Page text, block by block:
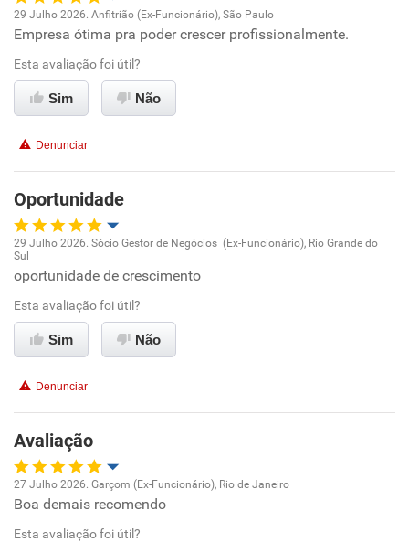
Oportunidade de promoção
Ambiente de trabalho
Benefícios
Recomenda esta empresa
Recomenda a diretoria
29 Julho 2026. Anfitrião (Ex-Funcionário), São Paulo
Empresa ótima pra poder crescer profissionalmente.
Esta avaliação foi útil?
Sim Não
Denunciar
Oportunidade
Ambiente de trabalho
Conciliação com a vida familiar
Recomenda esta empresa
29 Julho 2026. Sócio Gestor de Negócios (Ex-Funcionário), Rio Grande do
Sul
oportunidade de crescimento
Esta avaliação foi útil?
Sim Não
Denunciar
Avaliação
Oportunidade de promoção
27 Julho 2026. Garçom (Ex-Funcionário), Rio de Janeiro
Boa demais recomendo
Esta avaliação foi útil?